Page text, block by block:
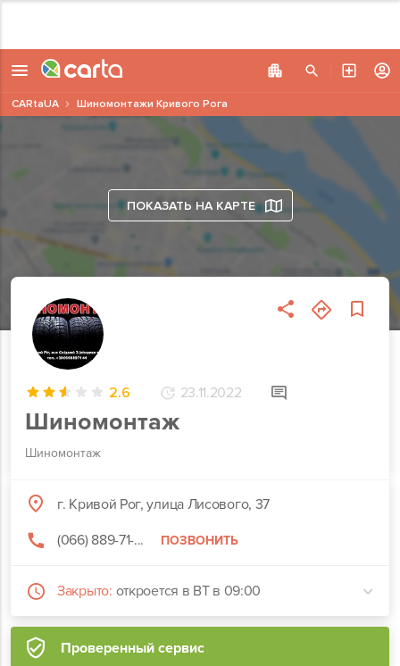
ПОКАЗАТЬ НА КАРТЕ
2.6 23.11.2022
Шиномонтаж
Шиномонтаж
Проверенный сервис
г. Кривой Рог, улица Лисового, 37
(066) 889-71-...
ПОЗВОНИТЬ
Закрыто: откроется в ВТ в 09:00
CARtaUA Шиномонтажи Кривого Рога